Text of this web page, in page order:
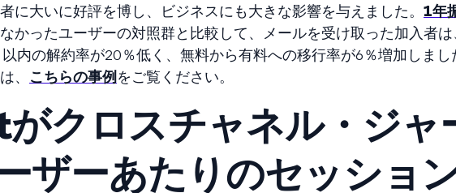
に大いに好評を博し、ビジネスにも大きな影響を与えました。 1年
かったユーザーの対照群と比較して、メールを受け取った加入者
内の解約率が20％低く、無料から有料への移行率が6％増加しまし
、 こちらの事例をご覧ください。
クロスチャネル・ジャ
ザーあたりのセッショ